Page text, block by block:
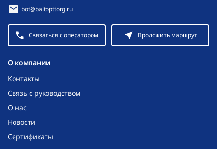
O компании
Контакты
Связь с руководством
О нас
Новости
Сертификаты
bot@baltopttorg.ru
Связаться с оператором Проложить маршрут